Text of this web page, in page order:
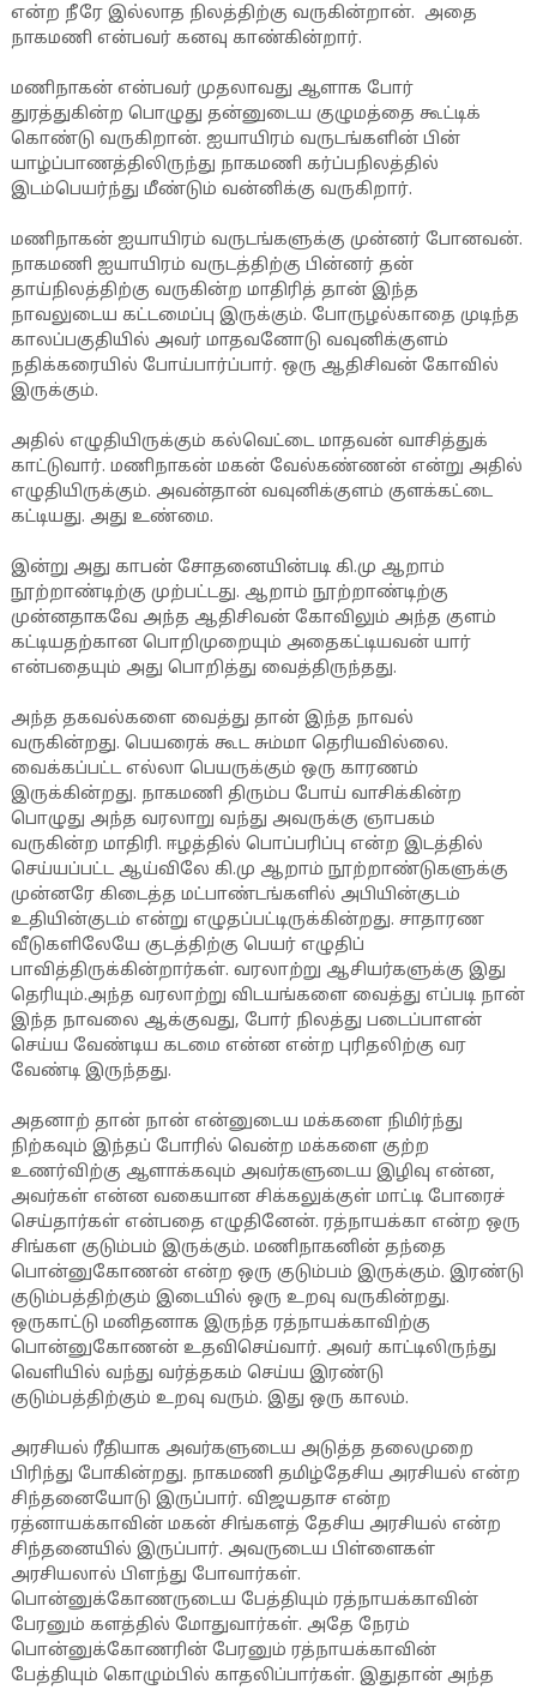
என்ற நீரே இல்லாத நிலத்திற்கு வருகின்றான். அதை
நாகமணி என்பவர் கனவு காண்கின்றார்.
மணிநாகன் என்பவர் முதலாவது ஆளாக போர்
துரத்துகின்ற பொழுது தன்னுடைய குழுமத்தை கூட்டிக்
கொண்டு வருகிறான். ஐயாயிரம் வருடங்களின் பின்
யாழ்ப்பாணத்திலிருந்து நாகமணி கர்ப்பநிலத்தில்
இடம்பெயர்ந்து மீண்டும் வன்னிக்கு வருகிறார்.
மணிநாகன் ஐயாயிரம் வருடங்களுக்கு முன்னர் போனவன்.
நாகமணி ஐயாயிரம் வருடத்திற்கு பின்னர் தன்
தாய்நிலத்திற்கு வருகின்ற மாதிரித் தான் இந்த
நாவலுடைய கட்டமைப்பு இருக்கும். போருழல்காதை முடிந்த
காலப்பகுதியில் அவர் மாதவனோடு வவுனிக்குளம்
நதிக்கரையில் போய்பார்ப்பார். ஒரு ஆதிசிவன் கோவில்
இருக்கும்.
அதில் எழுதியிருக்கும் கல்வெட்டை மாதவன் வாசித்துக்
காட்டுவார். மணிநாகன் மகன் வேல்கண்ணன் என்று அதில்
எழுதியிருக்கும். அவன்தான் வவுனிக்குளம் குளக்கட்டை
கட்டியது. அது உண்மை.
இன்று அது காபன் சோதனையின்படி கி.மு ஆறாம்
நூற்றாண்டிற்கு முற்பட்டது. ஆறாம் நூற்றாண்டிற்கு
முன்னதாகவே அந்த ஆதிசிவன் கோவிலும் அந்த குளம்
கட்டியதற்கான பொறிமுறையும் அதைகட்டியவன் யார்
என்பதையும் அது பொறித்து வைத்திருந்தது.
அந்த தகவல்களை வைத்து தான் இந்த நாவல்
வருகின்றது. பெயரைக் கூட சும்மா தெரியவில்லை.
வைக்கப்பட்ட எல்லா பெயருக்கும் ஒரு காரணம்
இருக்கின்றது. நாகமணி திரும்ப போய் வாசிக்கின்ற
பொழுது அந்த வரலாறு வந்து அவருக்கு ஞாபகம்
வருகின்ற மாதிரி. ஈழத்தில் பொப்பரிப்பு என்ற இடத்தில்
செய்யப்பட்ட ஆய்விலே கி.மு ஆறாம் நூற்றாண்டுகளுக்கு
முன்னரே கிடைத்த மட்பாண்டங்களில் அபியின்குடம்
உதியின்குடம் என்று எழுதப்பட்டிருக்கின்றது. சாதாரண
வீடுகளிலேயே குடத்திற்கு பெயர் எழுதிப்
பாவித்திருக்கின்றார்கள். வரலாற்று ஆசியர்களுக்கு இது
தெரியும்.அந்த வரலாற்று விடயங்களை வைத்து எப்படி நான்
இந்த நாவலை ஆக்குவது, போர் நிலத்து படைப்பாளன்
செய்ய வேண்டிய கடமை என்ன என்ற புரிதலிற்கு வர
வேண்டி இருந்தது.
அதனாற் தான் நான் என்னுடைய மக்களை நிமிர்ந்து
நிற்கவும் இந்தப் போரில் வென்ற மக்களை குற்ற
உணர்விற்கு ஆளாக்கவும் அவர்களுடைய இழிவு என்ன,
அவர்கள் என்ன வகையான சிக்கலுக்குள் மாட்டி போரைச்
செய்தார்கள் என்பதை எழுதினேன். ரத்நாயக்கா என்ற ஒரு
சிங்கள குடும்பம் இருக்கும். மணிநாகனின் தந்தை
பொன்னுகோணன் என்ற ஒரு குடும்பம் இருக்கும். இரண்டு
குடும்பத்திற்கும் இடையில் ஒரு உறவு வருகின்றது.
ஒருகாட்டு மனிதனாக இருந்த ரத்நாயக்காவிற்கு
பொன்னுகோணன் உதவிசெய்வார். அவர் காட்டிலிருந்து
வெளியில் வந்து வர்த்தகம் செய்ய இரண்டு
குடும்பத்திற்கும் உறவு வரும். இது ஒரு காலம்.
அரசியல் ரீதியாக அவர்களுடைய அடுத்த தலைமுறை
பிரிந்து போகின்றது. நாகமணி தமிழ்தேசிய அரசியல் என்ற
சிந்தனையோடு இருப்பார். விஜயதாச என்ற
ரத்னாயக்காவின் மகன் சிங்களத் தேசிய அரசியல் என்ற
சிந்தனையில் இருப்பார். அவருடைய பிள்ளைகள்
அரசியலால் பிளந்து போவார்கள்.
பொன்னுக்கோணருடைய பேத்தியும் ரத்நாயக்காவின்
பேரனும் களத்தில் மோதுவார்கள். அதே நேரம்
பொன்னுக்கோணரின் பேரனும் ரத்நாயக்காவின்
பேத்தியும் கொழும்பில் காதலிப்பார்கள். இதுதான் அந்த